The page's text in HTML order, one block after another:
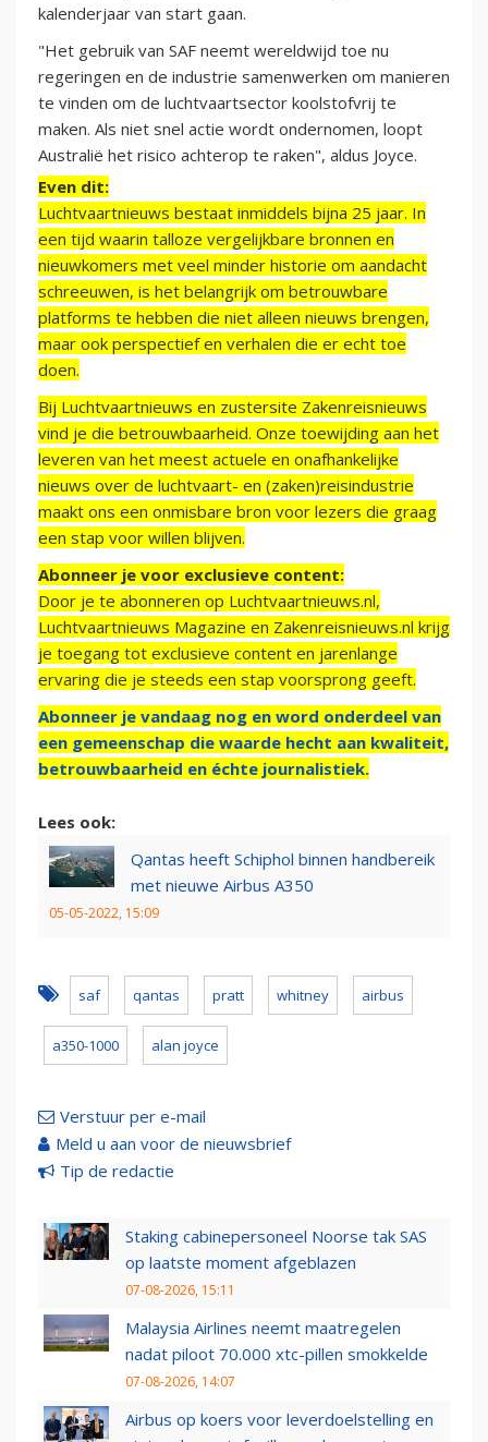
kalenderjaar van start gaan.
"Het gebruik van SAF neemt wereldwijd toe nu
regeringen en de industrie samenwerken om manieren
te vinden om de luchtvaartsector koolstofvrij te
maken. Als niet snel actie wordt ondernomen, loopt
Australië het risico achterop te raken", aldus Joyce.
Even dit:
Luchtvaartnieuws bestaat inmiddels bijna 25 jaar. In
een tijd waarin talloze vergelijkbare bronnen en
nieuwkomers met veel minder historie om aandacht
schreeuwen, is het belangrijk om betrouwbare
platforms te hebben die niet alleen nieuws brengen,
maar ook perspectief en verhalen die er echt toe
doen.
Bij Luchtvaartnieuws en zustersite Zakenreisnieuws
vind je die betrouwbaarheid. Onze toewijding aan het
leveren van het meest actuele en onafhankelijke
nieuws over de luchtvaart- en (zaken)reisindustrie
maakt ons een onmisbare bron voor lezers die graag
een stap voor willen blijven.
Abonneer je voor exclusieve content:
Door je te abonneren op Luchtvaartnieuws.nl,
Luchtvaartnieuws Magazine en Zakenreisnieuws.nl krijg
je toegang tot exclusieve content en jarenlange
ervaring die je steeds een stap voorsprong geeft.
Abonneer je vandaag nog en word onderdeel van
een gemeenschap die waarde hecht aan kwaliteit,
betrouwbaarheid en échte journalistiek.
Lees ook:
Qantas heeft Schiphol binnen handbereik
met nieuwe Airbus A350
05-05-2022, 15:09
saf qantas pratt whitney airbus
a350-1000 alan joyce
Verstuur per e-mail
Meld u aan voor de nieuwsbrief
Tip de redactie
Staking cabinepersoneel Noorse tak SAS
op laatste moment afgeblazen
07-08-2026, 15:11
Malaysia Airlines neemt maatregelen
nadat piloot 70.000 xtc-pillen smokkelde
07-08-2026, 14:07
Airbus op koers voor leverdoelstelling en